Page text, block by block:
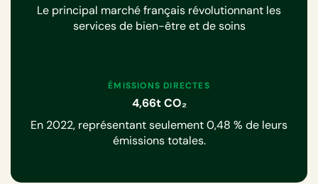
Le principal marché français révolutionnant les
services de bien-être et de soins
ÉMISSIONS DIRECTES
4,66t CO₂
En 2022, représentant seulement 0,48 % de leurs
émissions totales.